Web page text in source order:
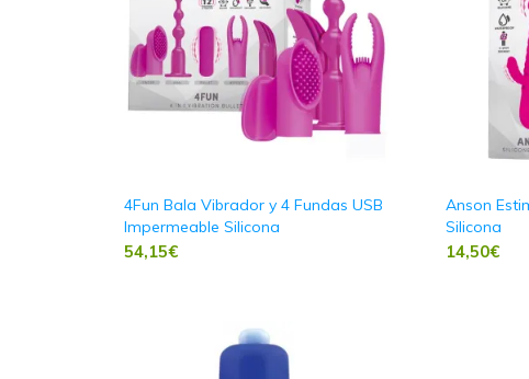
4Fun Bala Vibrador y 4 Fundas USB
Impermeable Silicona
54,15€
Anson
Silicona
14,50€